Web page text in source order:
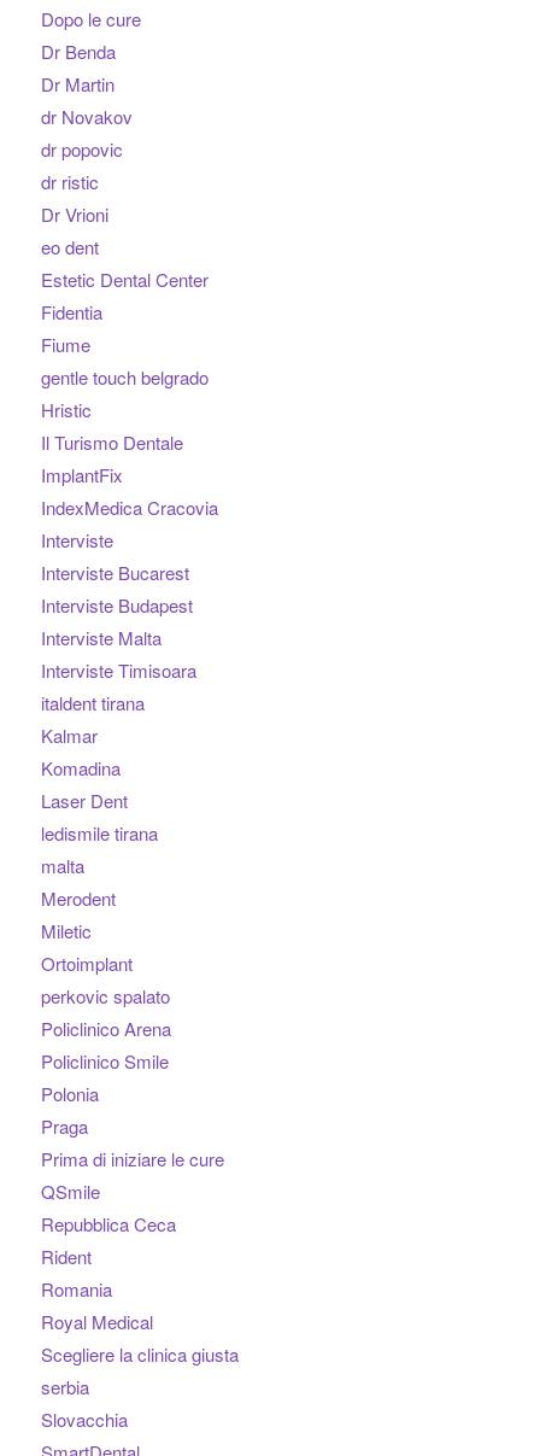
Dopo le cure
Dr Benda
Dr Martin
dr Novakov
dr popovic
dr ristic
Dr Vrioni
eo dent
Estetic Dental Center
Fidentia
Fiume
gentle touch belgrado
Hristic
Il Turismo Dentale
ImplantFix
IndexMedica Cracovia
Interviste
Interviste Bucarest
Interviste Budapest
Interviste Malta
Interviste Timisoara
italdent tirana
Kalmar
Komadina
Laser Dent
ledismile tirana
malta
Merodent
Miletic
Ortoimplant
perkovic spalato
Policlinico Arena
Policlinico Smile
Polonia
Praga
Prima di iniziare le cure
QSmile
Repubblica Ceca
Rident
Romania
Royal Medical
Scegliere la clinica giusta
serbia
Slovacchia